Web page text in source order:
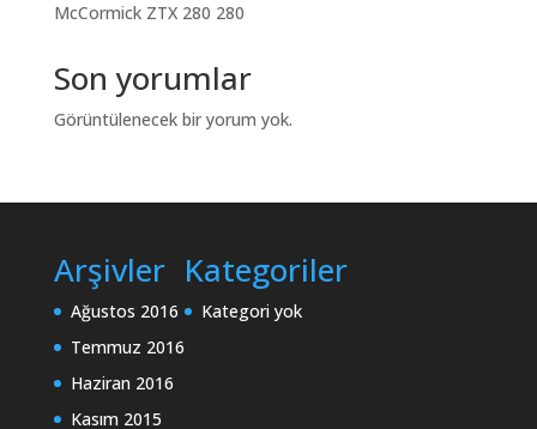
McCormick ZTX 280 280
Son yorumlar
Görüntülenecek bir yorum yok.
Arşivler
Ağustos 2016
Temmuz 2016
Haziran 2016
Kasım 2015
Kategoriler
Kategori yok